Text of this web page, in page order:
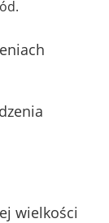
wielkości